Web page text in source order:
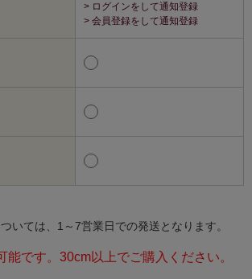
> ログインをして通知登録
> 会員登録をして通知登録
いては、1～7営業日での発送となります。
能です。30cm以上でご購入ください。